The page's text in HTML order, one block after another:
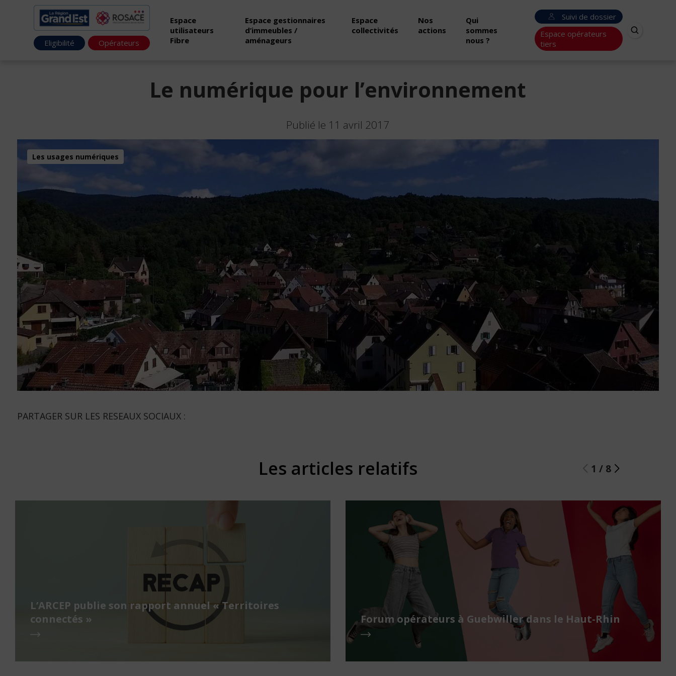
Eligibilité Opérateurs
Espace
utilisateurs
Fibre
Espace gestionnaires
d’immeubles /
aménageurs
Espace
collectivités
Nos
actions
Qui
sommes
nous ?
Suivi de dossier
Espace opérateurs
tiers
Le numérique pour l’environnement
Publié le 11 avril 2017
Les usages numériques
PARTAGER SUR LES RESEAUX SOCIAUX :
Les articles relatifs 1 / 8
L’ARCEP publie son rapport annuel « Territoires
connectés »
Forum opérateurs à Guebwiller dans le Haut-Rhin